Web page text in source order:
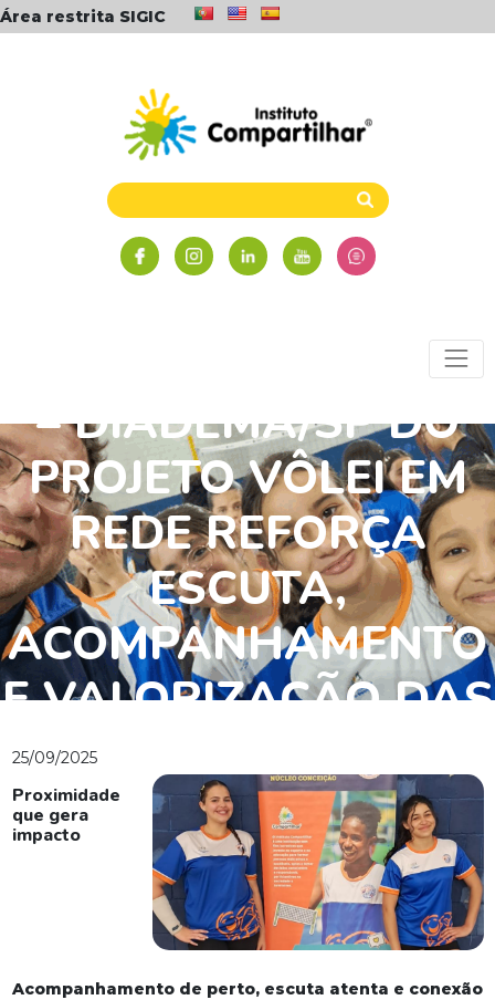
Área restrita SIGIC
NÚCLEO CONCEIÇÃO
– DIADEMA/SP DO
PROJETO VÔLEI EM
REDE REFORÇA
ESCUTA,
ACOMPANHAMENTO
E VALORIZAÇÃO DAS
PEDAGÓGICAS
25/09/2025
Proximidade
que gera
impacto
Acompanhamento de perto, escuta atenta e conexão